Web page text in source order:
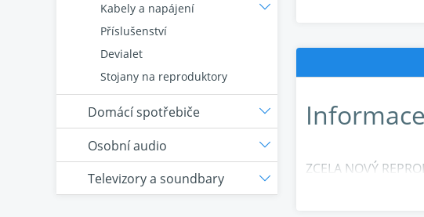
ZCELA NOVÝ
Exkluzivní
Kabely a napájení
Příslušenství
Devialet
Stojany na reproduktory
Domácí spotřebiče
Osobní audio
Televizory a soundbary